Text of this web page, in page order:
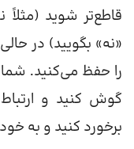
قاطع‌تر شوید (مثلاً
«نه» بگویید) در
را حفظ می‌کنید. شما
گوش کنید و ارتباط
برخورد کنید و به